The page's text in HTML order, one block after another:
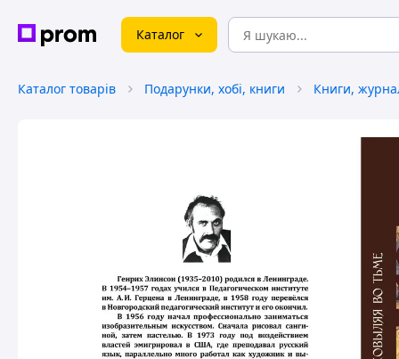
Каталог
Каталог товарів Подарунки, хобі, книги